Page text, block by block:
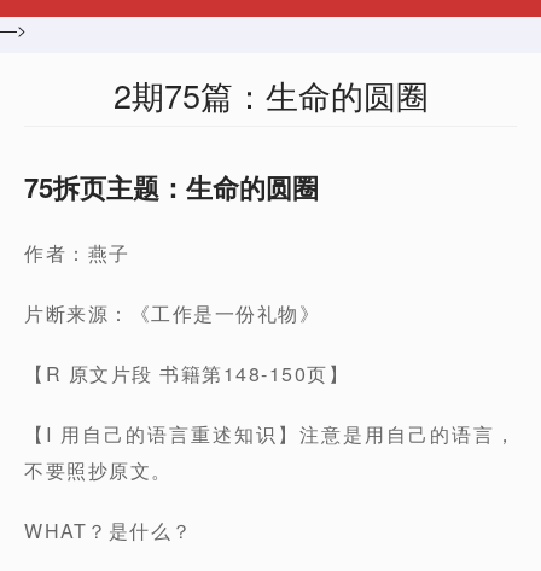
—>
2期75篇：生命的圆圈
75拆页主题：生命的圆圈
作者：燕子
片断来源：《工作是一份礼物》
【R 原文片段 书籍第148-150页】
【I 用自己的语言重述知识】注意是用自己的语言，
不要照抄原文。
WHAT？是什么？